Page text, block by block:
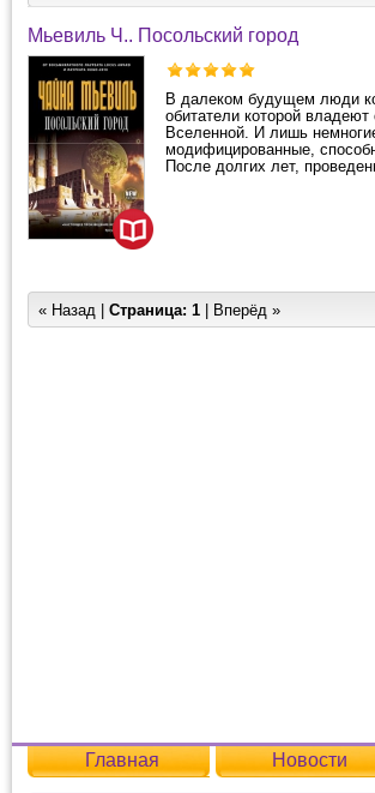
Мьевиль Ч.. Посольский город
В далеком будущем люди
обитатели которой
Вселенной. И лишь
модифицированные,
После долгих лет,
« Назад | Страница: 1 | Вперёд »
Главная Новости